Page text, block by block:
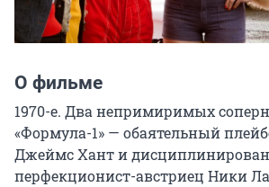
О фильме
1970-е. Два непримиримых
«Формула-1» — обаятельный
Джеймс Хант и
перфекционист-австриец Ники